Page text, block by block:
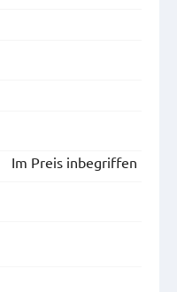
Im Preis inbegriffen